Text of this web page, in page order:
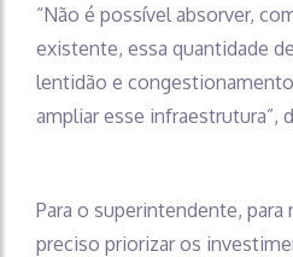
“Não é possível absorver,
existente, essa quantidade
lentidão e
ampliar esse infraestrutura”,
Para o superintendente, para
preciso priorizar os